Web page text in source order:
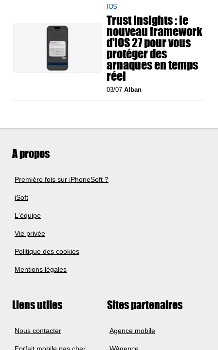
IOS
Trust Insights : le
nouveau framework
d'iOS 27 pour vous
protéger des
arnaques en temps
réel
03/07Alban
A propos
Première fois sur iPhoneSoft ?
iSoft
L'équipe
Vie privée
Politique des cookies
Mentions légales
Liens utiles
Nous contacter
Sites partenaires
Agence mobile